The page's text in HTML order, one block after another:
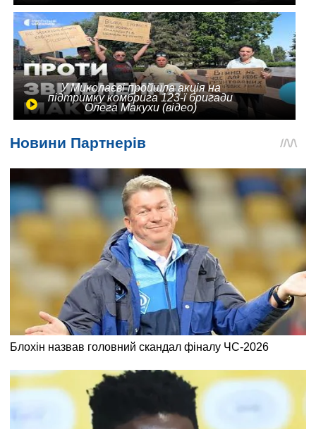
У Миколаєві пройшла акція на
підтримку комбрига 123-ї бригади
Олега Макухи (відео)